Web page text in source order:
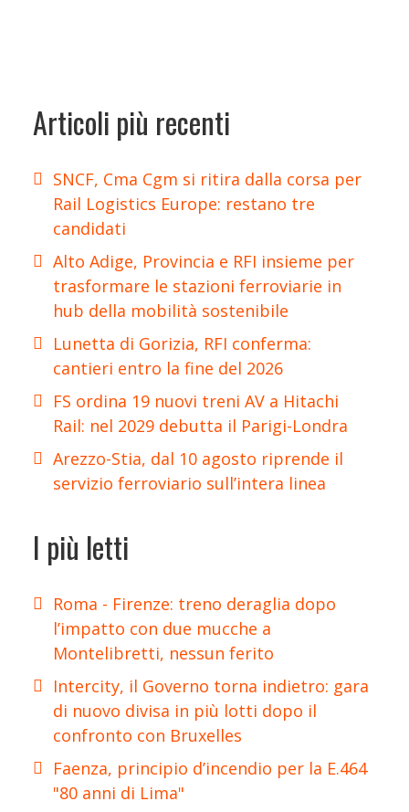
Articoli più recenti
SNCF, Cma Cgm si ritira dalla corsa per
Rail Logistics Europe: restano tre
candidati
Alto Adige, Provincia e RFI insieme per
trasformare le stazioni ferroviarie in
hub della mobilità sostenibile
Lunetta di Gorizia, RFI conferma:
cantieri entro la fine del 2026
FS ordina 19 nuovi treni AV a Hitachi
Rail: nel 2029 debutta il Parigi-Londra
Arezzo-Stia, dal 10 agosto riprende il
servizio ferroviario sull’intera linea
I più letti
Roma - Firenze: treno deraglia dopo
l’impatto con due mucche a
Montelibretti, nessun ferito
Intercity, il Governo torna indietro: gara
di nuovo divisa in più lotti dopo il
confronto con Bruxelles
Faenza, principio d’incendio per la E.464
"80 anni di Lima"